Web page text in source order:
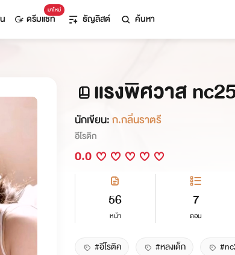
มาใหม่
ดรีมแชท ธัญลิสต์ ค้นหา
แรงพิศวาส
นักเขียน:ก.กลิ่นราตรี
อีโรติก
0.0
56
หน้า
7
ตอน
#อีโรติค #หลงเด็ก